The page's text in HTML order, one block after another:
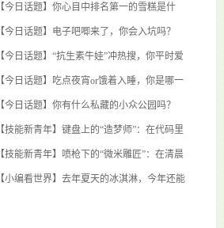
【今日话题】你心目中排名第一的雪糕是什
么？ (1回应)
【今日话题】电子吧唧来了，你会入坑吗？
(1回应)
【今日话题】“抗生素牛娃”冲热搜，你平时爱
吃吗？ (1回应)
【今日话题】吃点夜宵or饿着入睡，你是哪一
种？ (1回应)
【今日话题】你有什么私藏的小众公园吗？
(0回应)
【技能新青年】键盘上的“造梦师”：在代码里
找回自信的桃浦青年 (0回应)
【技能新青年】喷枪下的“微米雕匠”：在清晨
的微光中雕刻心性 (0回应)
【小编看世界】去年夏天的冰淇淋，今年还能